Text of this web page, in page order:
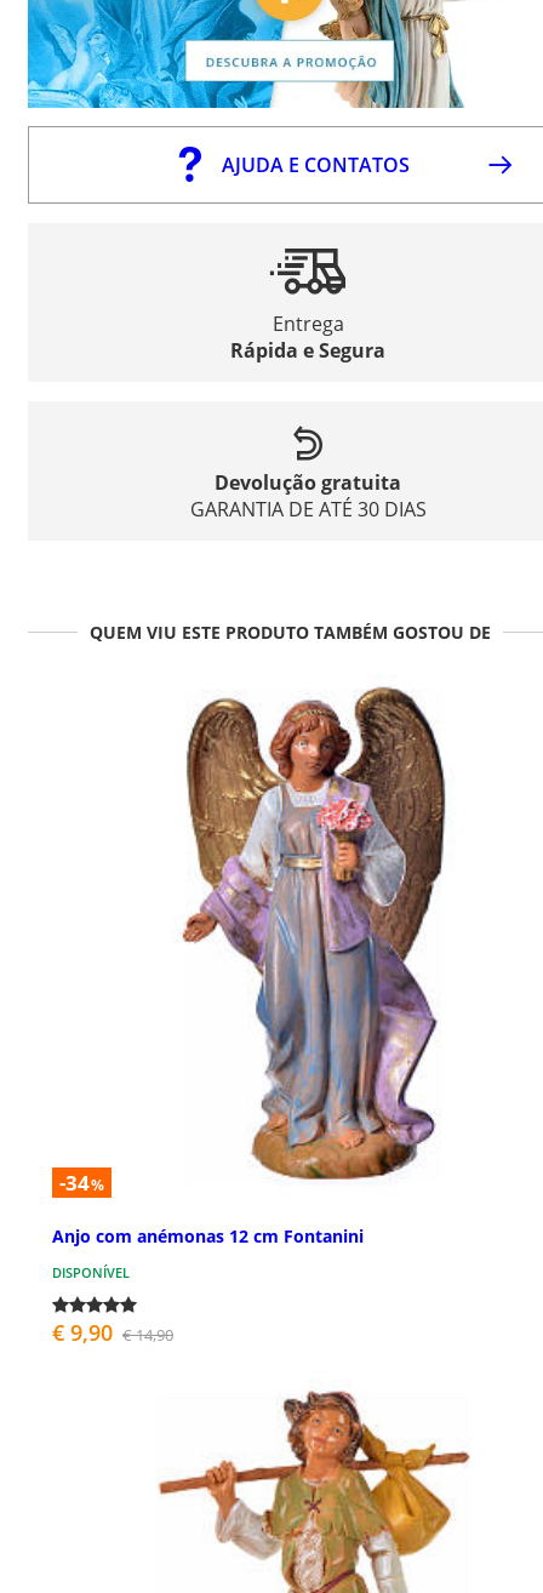
AJUDA E CONTATOS
Entrega
Rápida e Segura
Devolução gratuita
GARANTIA DE ATÉ 30 DIAS
QUEM VIU ESTE PRODUTO TAMBÉM GOSTOU DE
-34%
Anjo com anémonas 12 cm Fontanini
DISPONÍVEL
€ 9,90 € 14,90